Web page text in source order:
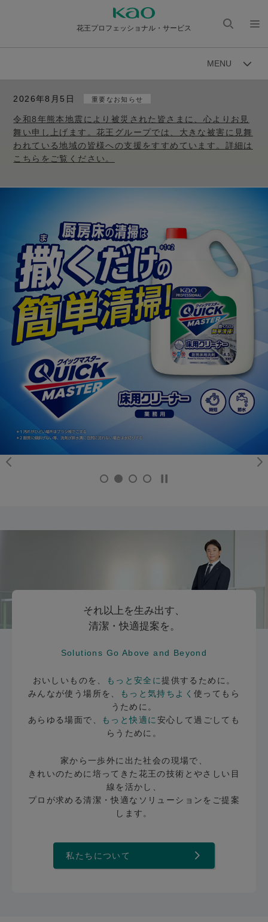
花王プロフェッショナル・サービス
く
MENU
2026年8月5日 重要なお知らせ
令和8年熊本地震により被災された皆さまに、心よりお見
舞い申し上げます。花王グループでは、大きな被害に見舞
われている地域の皆様への支援をすすめています。詳細は
こちらをご覧ください。
それ以上を生み出す、
清潔・快適提案を。
Solutions Go Above and Beyond
おいしいものを、 もっと安全に提供するために。
みんなが使う場所を、
もっと気持ちよく使ってもら
うために。
あらゆる場面で、
もっと快適に安心して過ごしても
らうために。
家から一歩外に出た社会の現場で、
きれいのために培ってきた花王の技術とやさしい目
線を活かし、
プロが求める清潔・快適なソリューションをご提案
します。
私たちについて